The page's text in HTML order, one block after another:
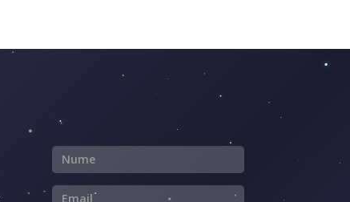
Nume
Email